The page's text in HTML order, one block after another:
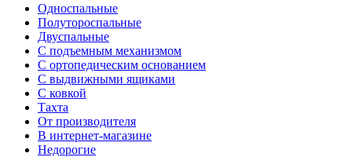
Односпальные
Полутороспальные
Двуспальные
С подъемным механизмом
С ортопедическим основанием
С выдвижными ящиками
С ковкой
Тахта
От производителя
В интернет-магазине
Недорогие